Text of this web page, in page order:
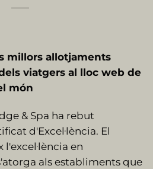
millors allotjaments
viatgers al lloc web de
món
& Spa ha rebut
d'Excel·lència. El
en
als establiments que